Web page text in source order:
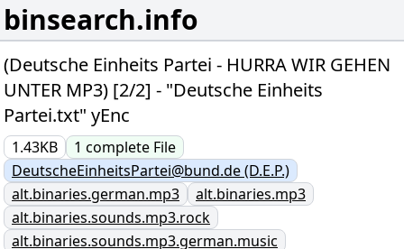
binsearch.info
(Deutsche Einheits Partei - HURRA WIR GEHEN
UNTER MP3) [2/2] - "Deutsche Einheits
Partei.txt" yEnc
1.43KB 1 complete File
DeutscheEinheitsPartei@bund.de (D.E.P.)
alt.binaries.german.mp3
alt.binaries.mp3
alt.binaries.sounds.mp3.rock
alt.binaries.sounds.mp3.german.music